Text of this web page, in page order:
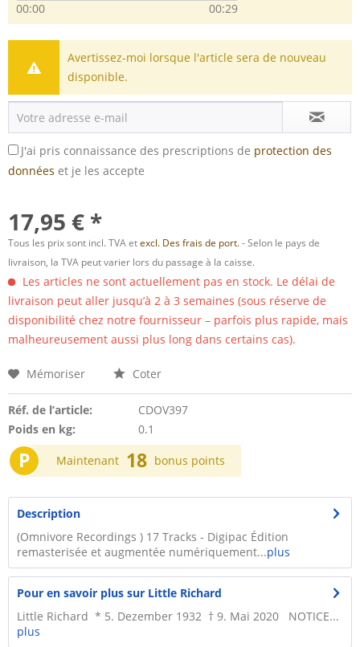
00:00
00:29
Avertissez-moi lorsque l'article sera de nouveau
disponible.
J'ai pris connaissance des prescriptions de protection des
données et je les accepte
17,95 € *
Tous les prix sont incl. TVA etexcl. Des frais de port.- Selon le pays de
livraison, la TVA peut varier lors du passage à la caisse.
Les articles ne sont actuellement pas en stock. Le délai de
livraison peut aller jusqu’à 2 à 3 semaines (sous réserve de
disponibilité chez notre fournisseur – parfois plus rapide, mais
malheureusement aussi plus long dans certains cas).
Mémoriser Coter
Réf. de l’article:
CDOV397
Poids en kg:
0.1
P Maintenant 18 bonus points
Description
(Omnivore Recordings ) 17 Tracks - Digipac Édition
remasterisée et augmentée numériquement...plus
Pour en savoir plus sur Little Richard
Little Richard * 5. Dezember 1932 † 9. Mai 2020 NOTICE...
plus